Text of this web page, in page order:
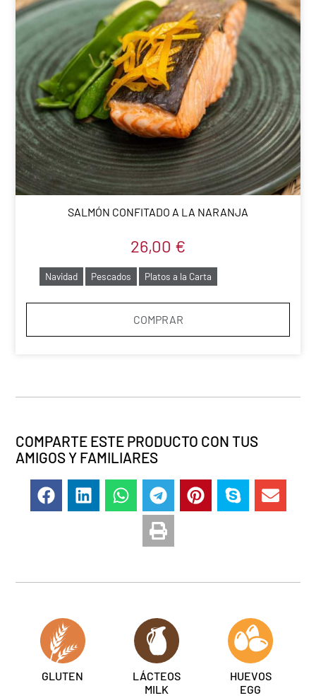
SALMÓN CONFITADO A LA NARANJA
26,00 €
Navidad Pescados Platos a la Carta
COMPRAR
COMPARTE ESTE PRODUCTO CON TUS
AMIGOS Y FAMILIARES
GLUTEN
LÁCTEOS
MILK
HUEVOS
EGG